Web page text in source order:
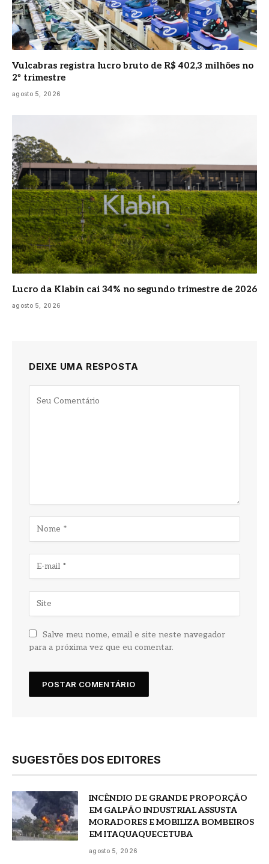
Vulcabras registra lucro bruto de R$ 402,3 milhões no
2º trimestre
agosto 5, 2026
Lucro da Klabin cai 34% no segundo trimestre de 2026
agosto 5, 2026
DEIXE UMA RESPOSTA
Salve meu nome, email e site neste navegador
para a próxima vez que eu comentar.
SUGESTÕES DOS EDITORES
INCÊNDIO DE GRANDE PROPORÇÃO
EM GALPÃO INDUSTRIAL ASSUSTA
MORADORES E MOBILIZA BOMBEIROS
EM ITAQUAQUECETUBA
agosto 5, 2026